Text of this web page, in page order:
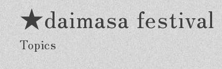
★daimasa
Greeting Made in DAIMASA